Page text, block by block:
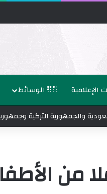
الإعلامية الوسائط
والجمهورية التركية
من